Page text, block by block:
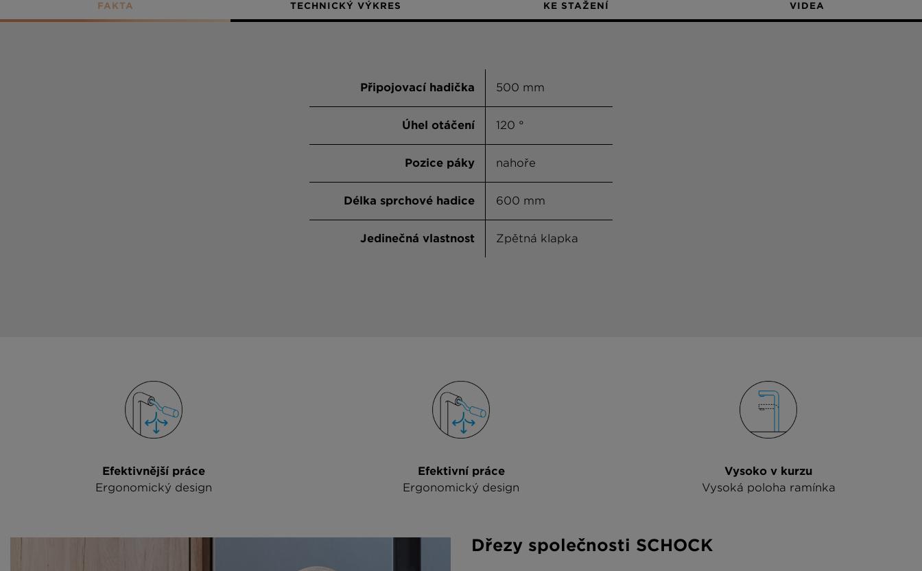
FAKTA TECHNICKÝ VÝKRES KE STAŽENÍ VIDEA
Připojovací hadička 500 mm
Úhel otáčení 120 °
Pozice páky nahoře
Délka sprchové hadice 600 mm
Jedinečná vlastnost Zpětná klapka
Efektivnější práce
Ergonomický design
Efektivní práce
Ergonomický design
Vysoko v kurzu
Vysoká poloha ramínka
Dřezy společnosti SCHOCK